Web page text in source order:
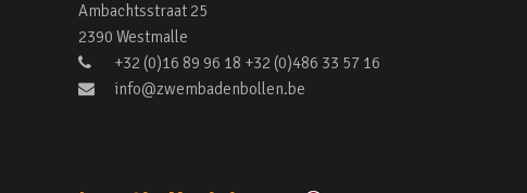
Ambachtsstraat 25
2390 Westmalle
+32 (0)16 89 96 18 +32 (0)486 33 57 16
info@zwembadenbollen.be